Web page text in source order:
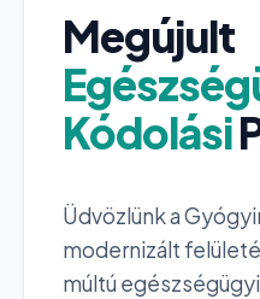
Megújult
Kódolási
Üdvözlünk a
modernizált
múltú